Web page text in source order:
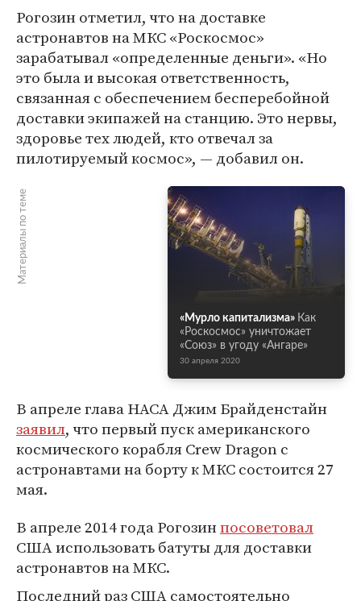
Рогозин отметил, что на доставке
астронавтов на МКС «Роскосмос»
зарабатывал «определенные деньги». «Но
это была и высокая ответственность,
связанная с обеспечением бесперебойной
доставки экипажей на станцию. Это нервы,
здоровье тех людей, кто отвечал за
пилотируемый космос», — добавил он.
Материалы по теме
«Мурло капитализма» Как
«Роскосмос» уничтожает
«Союз» в угоду «Ангаре»
30 апреля 2020
В апреле глава НАСА Джим Брайденстайн
заявил, что первый пуск американского
космического корабля Crew Dragon с
астронавтами на борту к МКС состоится 27
мая.
В апреле 2014 года Рогозинпосоветовал
США использовать батуты для доставки
астронавтов на МКС.
Последний раз США самостоятельно